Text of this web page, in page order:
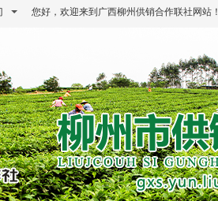
您好，欢迎来到广西柳州供销合作联社网站！